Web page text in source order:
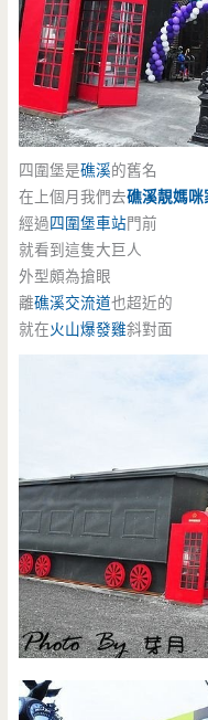
四圍堡是礁溪的舊名
在上個月我們去礁溪靚媽咪
經過四圍堡車站門前
就看到這隻大巨人
外型頗為搶眼
離礁溪交流道也超近的
就在火山爆發雞斜對面